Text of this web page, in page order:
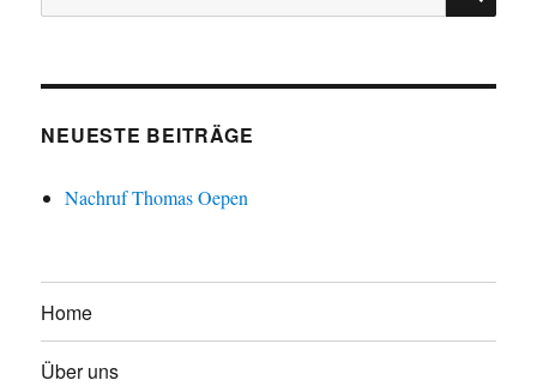
nach:
NEUESTE BEITRÄGE
Nachruf Thomas Oepen
Home
Über uns